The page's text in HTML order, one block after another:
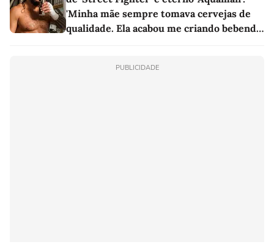
'Minha mãe sempre tomava cervejas de
qualidade. Ela acabou me criando bebendo
PUBLICIDADE